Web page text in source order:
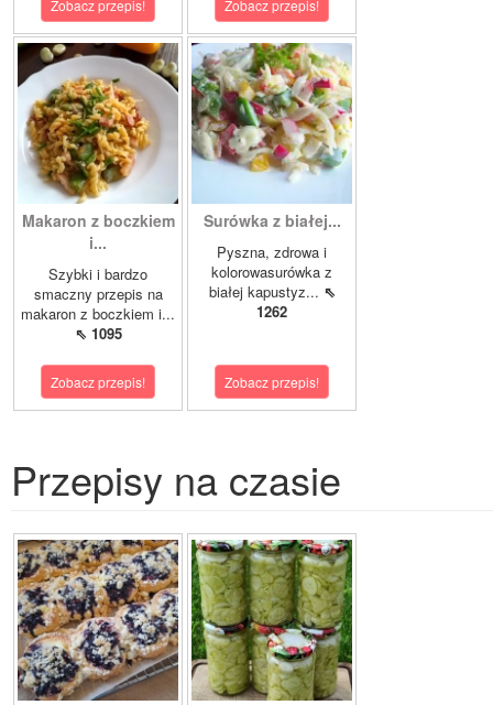
Zobacz przepis! Zobacz przepis!
Makaron z boczkiem
i...
Szybki i bardzo
smaczny przepis na
makaron z boczkiem i...
⇖ 1095
Zobacz przepis!
Surówka z białej...
Pyszna, zdrowa i
kolorowasurówka z
białej kapustyz... ⇖
1262
Zobacz przepis!
Przepisy na czasie